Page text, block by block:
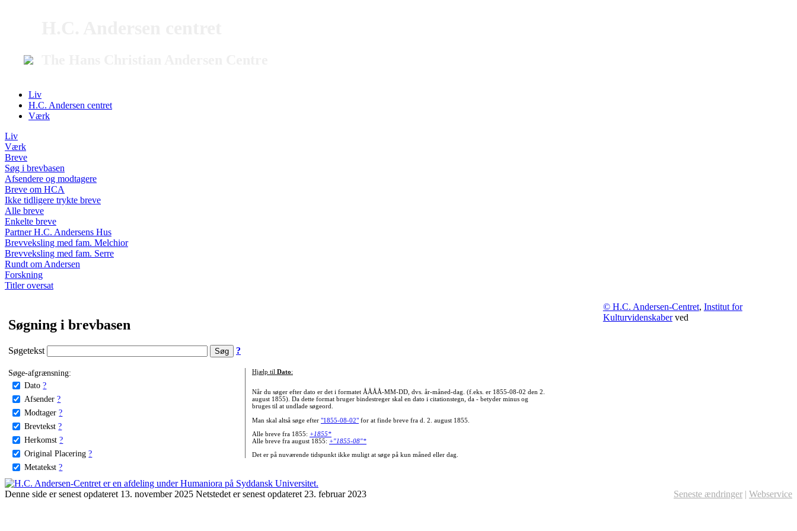
Liv
H.C. Andersen centret
Værk
Liv
Værk
Breve
Søg i brevbasen
Afsendere og modtagere
Breve om HCA
Ikke tidligere trykte breve
Alle breve
Enkelte breve
Partner H.C. Andersens Hus
Brevveksling med fam. Melchior
Brevveksling med fam. Serre
Rundt om Andersen
Forskning
Titler oversat
Søgning i brevbasen
Søgetekst ?
Søge-afgrænsning:
Dato ?
Afsender ?
Modtager ?
Brevtekst ?
Herkomst ?
Original Placering ?
Metatekst ?
Hjælp til Dato:
Når du søger efter dato er det i formatet ÅÅÅÅ-MM-DD, dvs. år-måned-dag. (f.eks. er 1855-08-02 den 2.
august 1855). Da dette format bruger bindestreger skal en dato i citationstegn, da - betyder minus og
bruges til at undlade søgeord.
Man skal altså søge efter "1855-08-02"for at finde breve fra d. 2. august 1855.
Alle breve fra 1855: +1855*
Alle breve fra august 1855: +"1855-08"*
Det er på nuværende tidspunkt ikke muligt at søge på kun måned eller dag.
© H.C. Andersen-Centret, Institut for
Kulturvidenskaberved
Denne side er senest opdateret 13. november 2025 Netstedet er senest opdateret 23. februar 2023 Seneste ændringer | Webservice